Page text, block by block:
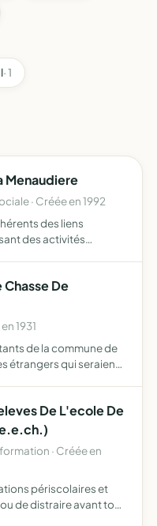
· 1
Menaudiere
· Créée en 1992
des liens
des activités
De
1931
de la commune de
étrangers qui seraient
De L'ecole De
· Créée en
périscolaires et
de distraire avant tout